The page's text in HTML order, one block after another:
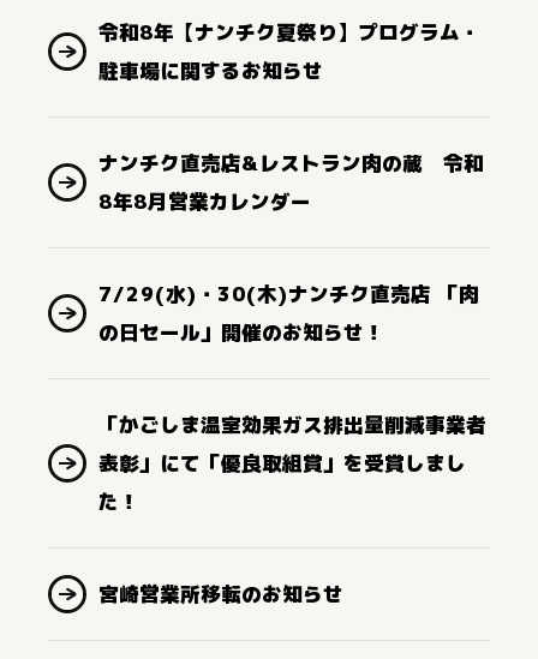
令和8年【ナンチク夏祭り】プログラム・
駐車場に関するお知らせ
ナンチク直売店&レストラン肉の蔵 令和
8年8月営業カレンダー
7/29(水)・30(木)ナンチク直売店 「肉
の日セール」開催のお知らせ！
「かごしま温室効果ガス排出量削減事業者
表彰」にて「優良取組賞」を受賞しまし
た！
宮崎営業所移転のお知らせ